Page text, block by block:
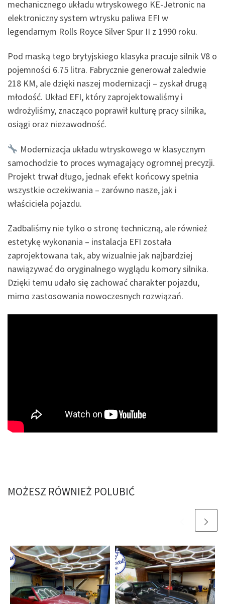
mechanicznego układu wtryskowego KE-Jetronic na
elektroniczny system wtrysku paliwa EFI w
legendarnym Rolls Royce Silver Spur II z 1990 roku.
Pod maską tego brytyjskiego klasyka pracuje silnik V8 o
pojemności 6.75 litra. Fabrycznie generował zaledwie
218 KM, ale dzięki naszej modernizacji – zyskał drugą
młodość. Układ EFI, który zaprojektowaliśmy i
wdrożyliśmy, znacząco poprawił kulturę pracy silnika,
osiągi oraz niezawodność.
Modernizacja układu wtryskowego w klasycznym
samochodzie to proces wymagający ogromnej precyzji.
Projekt trwał długo, jednak efekt końcowy spełnia
wszystkie oczekiwania – zarówno nasze, jak i
właściciela pojazdu.
Zadbaliśmy nie tylko o stronę techniczną, ale również
estetykę wykonania – instalacja EFI została
zaprojektowana tak, aby wizualnie jak najbardziej
nawiązywać do oryginalnego wyglądu komory silnika.
Dzięki temu udało się zachować charakter pojazdu,
mimo zastosowania nowoczesnych rozwiązań.
MOŻESZ RÓWNIEŻ POLUBIĆ